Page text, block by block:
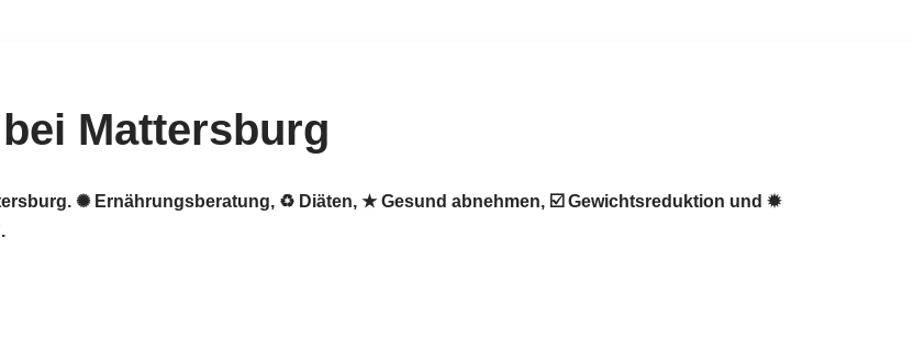
Mattersburg
✺ Ernährungsberatung, ♻ Diäten, ★ Gesund abnehmen, ☑️ Gewichtsreduktion und ✹